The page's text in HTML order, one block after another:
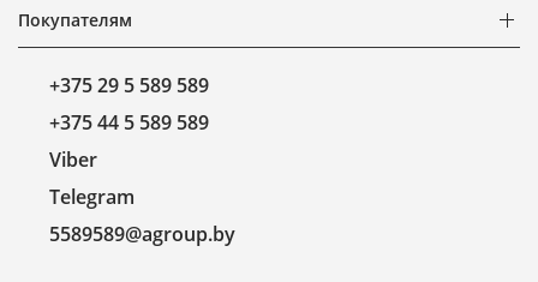
Покупателям
+375 29 5 589 589
+375 44 5 589 589
Viber
Telegram
5589589@agroup.by